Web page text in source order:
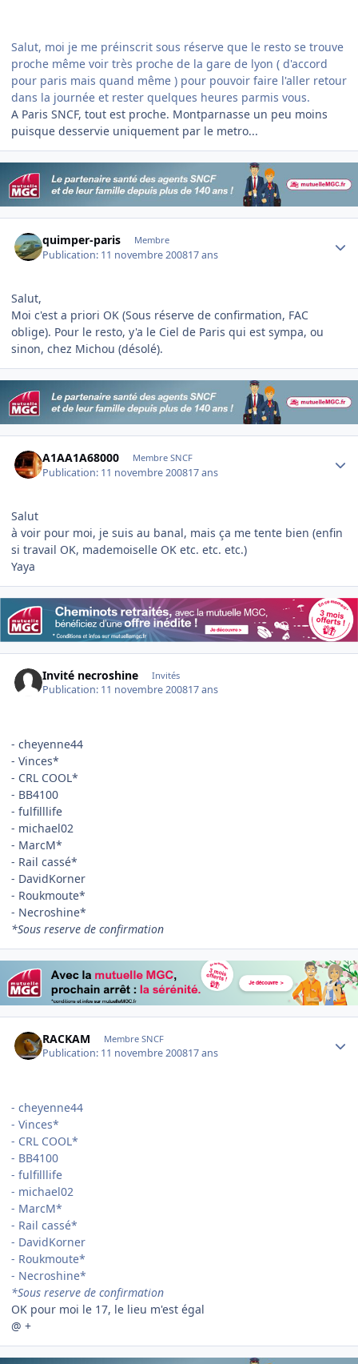
Salut, moi je me préinscrit sous réserve que le resto se trouve
proche même voir très proche de la gare de lyon ( d'accord
pour paris mais quand même ) pour pouvoir faire l'aller retour
dans la journée et rester quelques heures parmis vous.
A Paris SNCF, tout est proche. Montparnasse un peu moins
puisque desservie uniquement par le metro...
quimper-paris Membre
Publication: 11 novembre 200817 ans
Salut,
Moi c'est a priori OK (Sous réserve de confirmation, FAC
oblige). Pour le resto, y'a le Ciel de Paris qui est sympa, ou
sinon, chez Michou (désolé).
A1AA1A68000 Membre SNCF
Publication: 11 novembre 200817 ans
Salut
à voir pour moi, je suis au banal, mais ça me tente bien (enfin
si travail OK, mademoiselle OK etc. etc. etc.)
Yaya
Invité necroshine Invités
Publication: 11 novembre 200817 ans
- cheyenne44
- Vinces*
- CRL COOL*
- BB4100
- fulfilllife
- michael02
- MarcM*
- Rail cassé*
- DavidKorner
- Roukmoute*
- Necroshine*
*Sous reserve de confirmation
RACKAM Membre SNCF
Publication: 11 novembre 200817 ans
- cheyenne44
- Vinces*
- CRL COOL*
- BB4100
- fulfilllife
- michael02
- MarcM*
- Rail cassé*
- DavidKorner
- Roukmoute*
- Necroshine*
*Sous reserve de confirmation
OK pour moi le 17, le lieu m'est égal
@ +